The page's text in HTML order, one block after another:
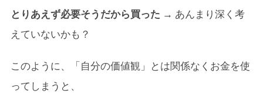
とりあえず必要そうだから買った → あんまり深く考
えていないかも？
このように、「自分の価値観」とは関係なくお金を使
ってしまうと、